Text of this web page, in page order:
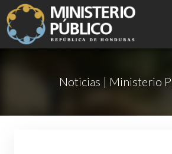
Noticias | Ministerio